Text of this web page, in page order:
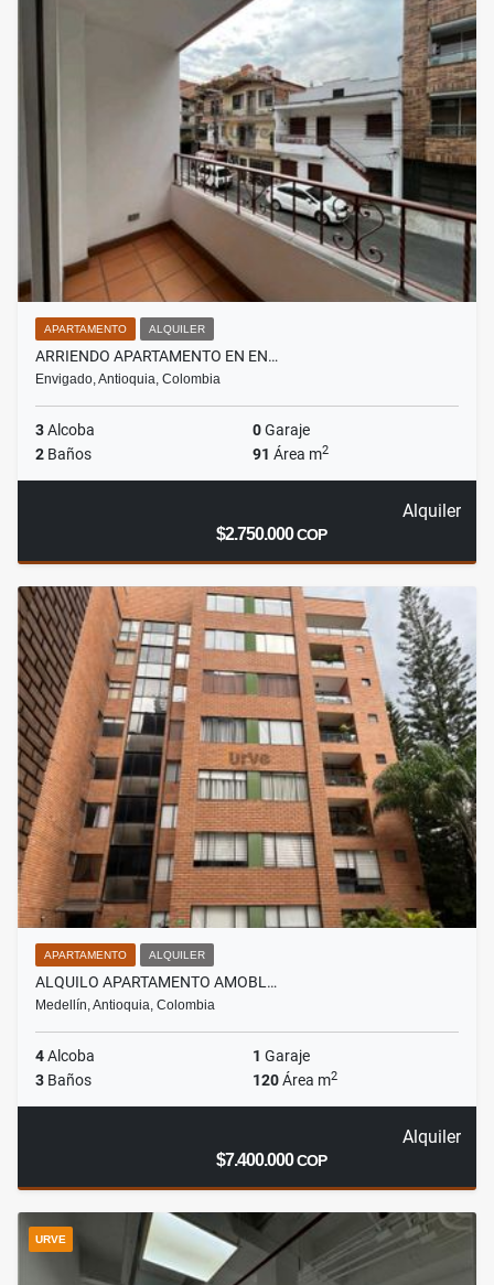
APARTAMENTO ALQUILER
ARRIENDO APARTAMENTO EN EN…
Envigado, Antioquia, Colombia
3Alcoba 0Garaje
2 Baños 91 Área m2
Alquiler
$2.750.000COP
APARTAMENTO ALQUILER
ALQUILO APARTAMENTO AMOBL…
Medellín, Antioquia, Colombia
4Alcoba 1 Garaje
3 Baños 120Área m2
Alquiler
$7.400.000COP
URVE